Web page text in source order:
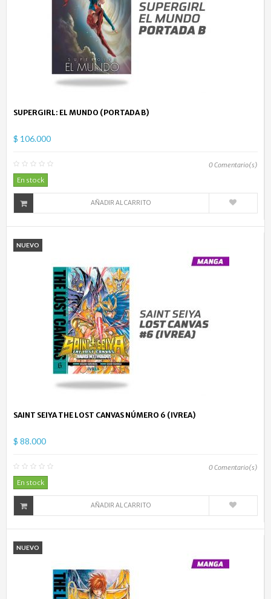
SUPERGIRL: EL MUNDO (PORTADA B)
$ 106.000
0Comentario(s)
En stock
AÑADIR AL CARRITO
NUEVO
SAINT SEIYA THE LOST CANVAS NÚMERO 6 (IVREA)
$ 88.000
0Comentario(s)
En stock
AÑADIR AL CARRITO
NUEVO